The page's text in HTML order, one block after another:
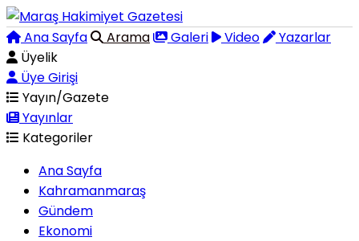
Ana Sayfa Arama Galeri Video
Yazarlar
Üyelik
Üye Girişi
Yayın/Gazete
Yayınlar
Kategoriler
Ana Sayfa
Kahramanmaraş
Gündem
Ekonomi